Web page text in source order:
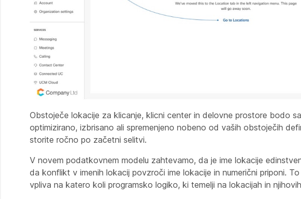
Obstoječe lokacije za klicanje, klicni center in delovne prostore bodo
optimizirano, izbrisano ali spremenjeno nobeno od vaših obstoječih
storite ročno po začetni selitvi.
V novem podatkovnem modelu zahtevamo, da je ime lokacije
da konflikt v imenih lokacij povzroči ime lokacije in numerični priponi.
vpliva na katero koli programsko logiko, ki temelji na lokacijah in